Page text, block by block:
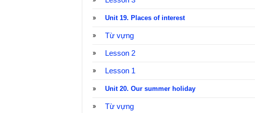
Unit 19. Places of interest
Từ vựng
Lesson 2
Lesson 1
Unit 20. Our summer holiday
Từ vựng